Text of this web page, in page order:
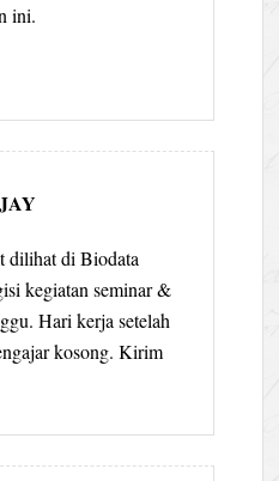
ini.
dilihat di Biodata
kegiatan seminar &
Hari kerja setelah
kosong. Kirim